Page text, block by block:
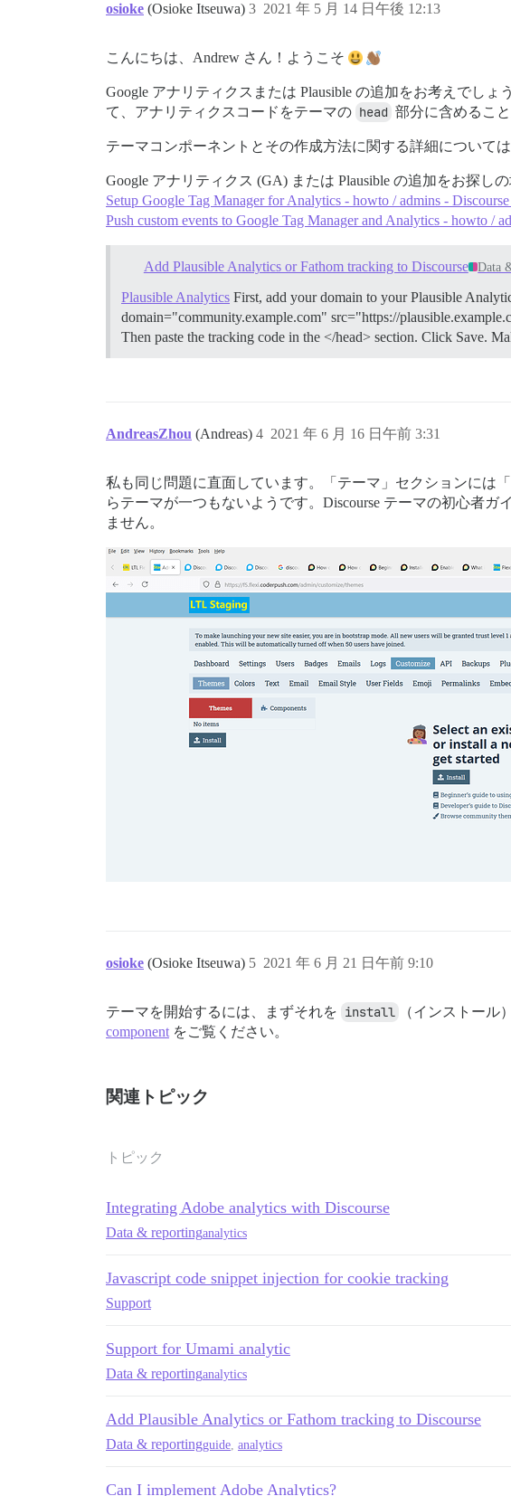
osioke (Osioke Itseuwa) 2021 年 5 月 14 日午後 12:13
3
こんにちは、Andrew さん！ようこそ
Google アナリティクスまたは Plausible の追加をお考えでし
て、アナリティクスコードをテーマの head 部分に含めること
テーマコンポーネントとその作成方法に関する詳細について
Google アナリティクス (GA) または Plausible の追加をお探し
Setup Google Tag Manager for Analytics - howto / admins -
Push custom events to Google Tag Manager and Analytics - howto /
Add Plausible Analytics or Fathom tracking to Discourse Data
Plausible Analytics First, add your domain to your Plausible
domain="community.example.com" src="https://
Then paste the tracking code in the </head> section. Click Save.
AndreasZhou (Andreas) 2021 年 6 月 16 日午前 3:31
4
私も同じ問題に直面しています。「テーマ」セクションには
らテーマが一つもないようです。Discourse テーマの初心者
ません。
osioke (Osioke Itseuwa) 2021 年 6 月 21 日午前 9:10
5
テーマを開始するには、まずそれを install （インストール
component をご覧ください。
関連トピック
トピック
Integrating Adobe analytics with Discourse
Data & reportinganalytics
Javascript code snippet injection for cookie tracking
Support
Support for Umami analytic
Data & reportinganalytics
Add Plausible Analytics or Fathom tracking to Discourse
Data & reportingguide analytics
Can I implement Adobe Analytics?